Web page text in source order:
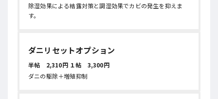
除湿効果による結露対策と調湿効果でカビの発生を抑えま
す。
ダニリセットオプション
半帖 2,310円 １帖 3,300円
ダニの駆除＋増殖抑制